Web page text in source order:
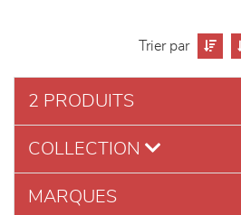
literie
décoration
Trier par
2 PRODUITS
COLLECTION
MARQUES